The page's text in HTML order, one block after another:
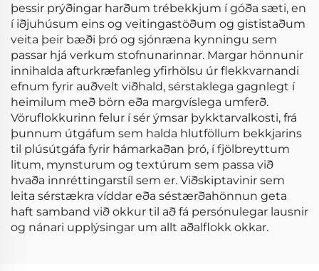
þessir prýðingar harðum trébekkjum í góða sæti, en
í iðjuhúsum eins og veitingastöðum og gististaðum
veita þeir bæði þró og sjónræna kynningu sem
passar hjá verkum stofnunarinnar. Margar hönnunir
innihalda afturkræfanleg yfirhölsu úr flekkvarnandi
efnum fyrir auðvelt viðhald, sérstaklega gagnlegt í
heimilum með börn eða margvíslega umferð.
Vöruflokkurinn felur í sér ýmsar þykktarvalkosti, frá
þunnum útgáfum sem halda hlutföllum bekkjarins
til plúsútgáfa fyrir hámarkaðan þró, í fjölbreyttum
litum, mynsturum og textúrum sem passa við
hvaða innréttingarstíl sem er. Viðskiptavinir sem
leita sérstækra víddar eða séstærðahönnun geta
haft samband við okkur til að fá persónulegar lausnir
og nánari upplýsingar um allt aðalflokk okkar.